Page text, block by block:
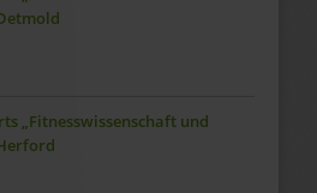
„Fitnesswissenschaft und